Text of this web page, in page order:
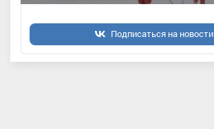
Подписаться на новости